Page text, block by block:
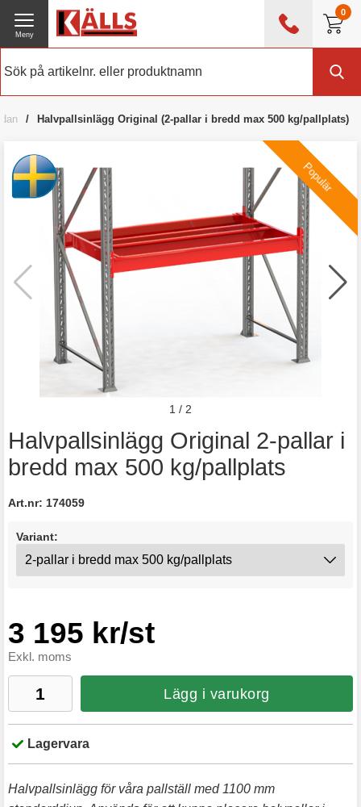
0
0476 - 214 80
Meny
Halvpallsinlägg Original (2-pallar i bredd max 500 kg/pallplats)
Halvpallsinlägg Original 2-pallar i
bredd max 500 kg/pallplats
Art.nr: 174059
Variant:
3 195 kr/st
Exkl. moms
Lägg i varukorg
Lagervara
Halvpallsinlägg för våra pallställ med 1100 mm
Populär
1 / 2